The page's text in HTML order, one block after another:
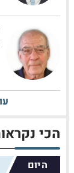
הכי
היום